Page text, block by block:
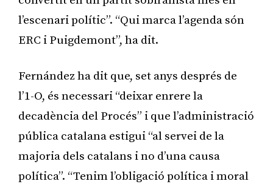
l’escenari polític”. “Qui marca l’agenda són
ERC i Puigdemont”, ha dit.
Fernández ha dit que, set anys després de
l’1-O, és necessari “deixar enrere la
decadència del Procés” i que l’administració
pública catalana estigui “al servei de la
majoria dels catalans i no d’una causa
política”. “Tenim l’obligació política i moral